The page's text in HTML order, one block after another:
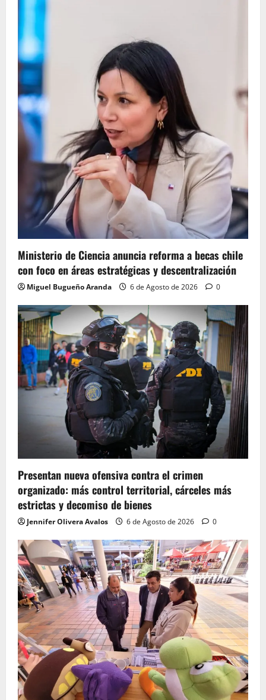
Ministerio de Ciencia anuncia reforma a becas chile
con foco en áreas estratégicas y descentralización
Miguel Bugueño Aranda 6 de Agosto de 2026 0
Presentan nueva ofensiva contra el crimen
organizado: más control territorial, cárceles más
estrictas y decomiso de bienes
Jennifer Olivera Avalos 6 de Agosto de 2026 0